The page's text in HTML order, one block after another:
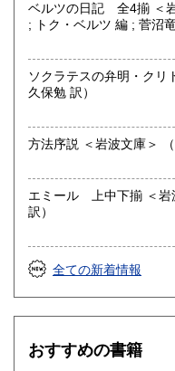
ベルツの日記 全4揃 ＜岩波文庫＞ （エル
; トク・ベルツ 編 ; 菅沼竜
ソクラテスの弁明・クリトン ＜岩
久保勉 訳）
エミール 上中下揃 ＜岩波文庫＞ （ルソ
訳）
全ての新着情報
おすすめの書籍